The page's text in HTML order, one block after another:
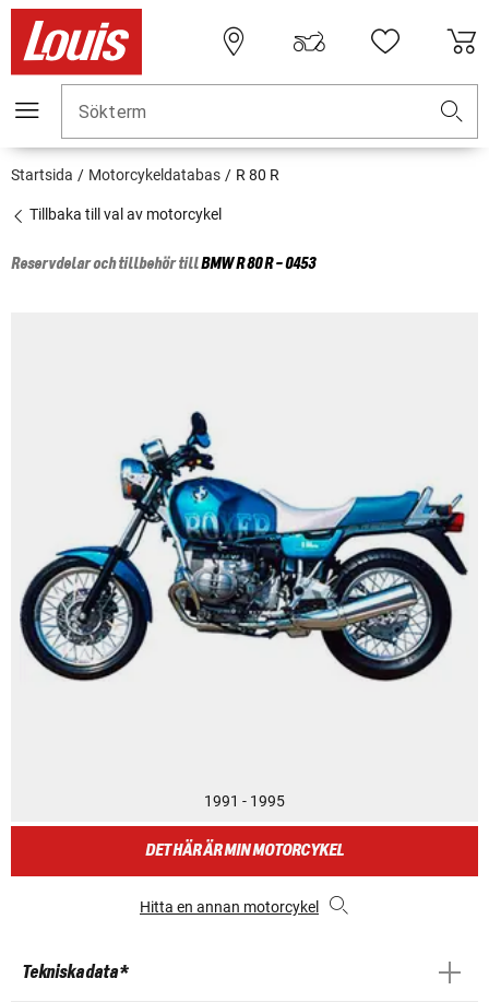
Sökterm
Startsida Motorcykeldatabas R 80 R
Tillbaka till val av motorcykel
Reservdelar och tillbehör tillBMWR 80 R - 0453
1991 - 1995
DET HÄR ÄR MIN MOTORCYKEL
Hitta en annan motorcykel
Tekniska data *